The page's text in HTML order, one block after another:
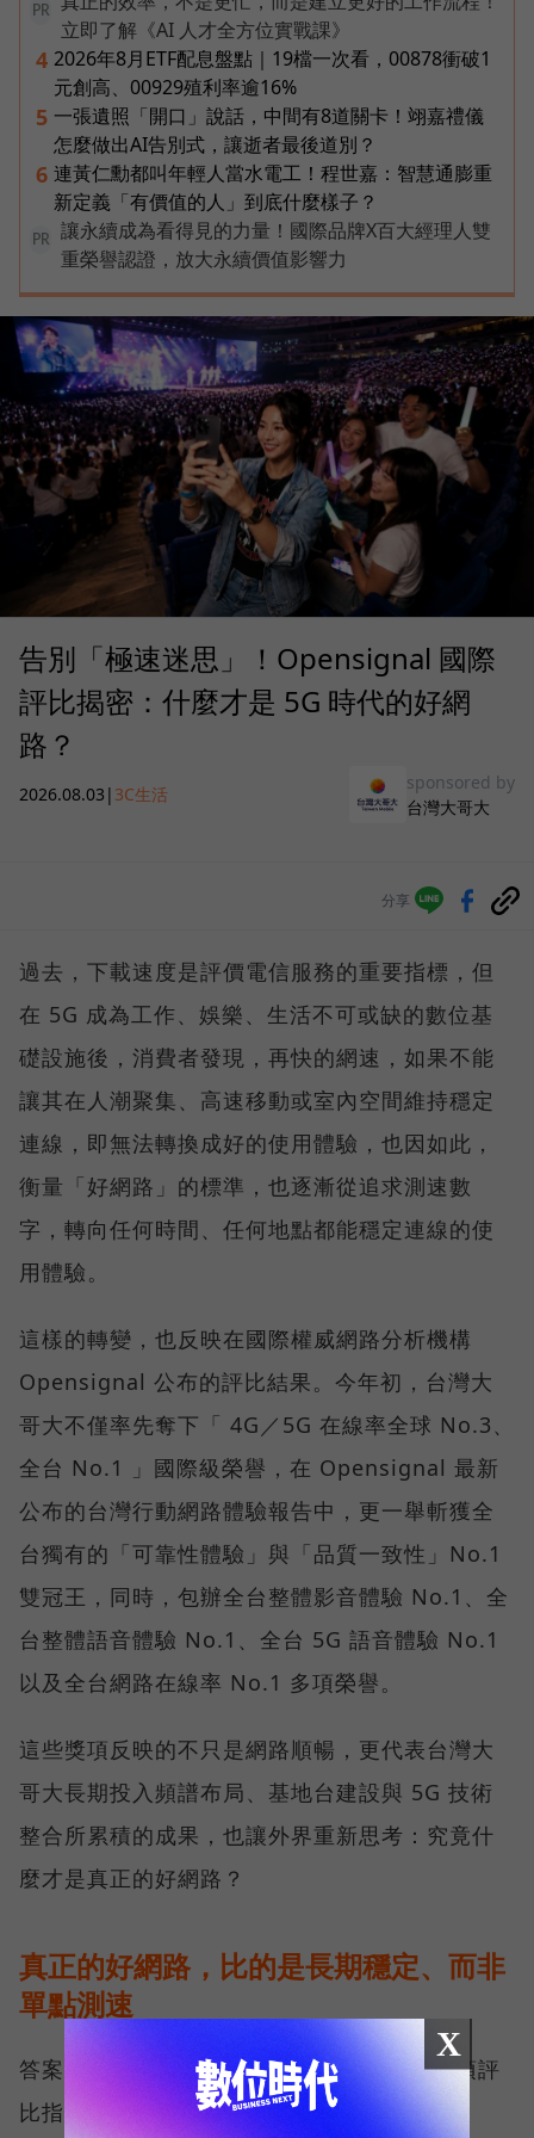
PR
立即了解《AI 人才全方位實戰課》
4 2026年8月ETF配息盤點｜19檔一次看，00878衝破1
元創高、00929殖利率逾16%
5 一張遺照「開口」說話，中間有8道關卡！翊嘉禮儀
怎麼做出AI告別式，讓逝者最後道別？
6 連黃仁勳都叫年輕人當水電工！程世嘉：智慧通膨重
新定義「有價值的人」到底什麼樣子？
PR
讓永續成為看得見的力量！國際品牌X百大經理人雙
重榮譽認證，放大永續價值影響力
告別「極速迷思」！Opensignal 國際
評比揭密：什麼才是 5G 時代的好網
路？
2026.08.03 | 3C生活
sponsored by
台灣大哥大
分享
過去，下載速度是評價電信服務的重要指標，但
在 5G 成為工作、娛樂、生活不可或缺的數位基
礎設施後，消費者發現，再快的網速，如果不能
讓其在人潮聚集、高速移動或室內空間維持穩定
連線，即無法轉換成好的使用體驗，也因如此，
衡量「好網路」的標準，也逐漸從追求測速數
字，轉向任何時間、任何地點都能穩定連線的使
用體驗。
這樣的轉變，也反映在國際權威網路分析機構
Opensignal 公布的評比結果。今年初，台灣大
哥大不僅率先奪下「 4G／5G 在線率全球 No.3、
全台 No.1 」國際級榮譽，在 Opensignal 最新
公布的台灣行動網路體驗報告中，更一舉斬獲全
台獨有的「可靠性體驗」與「品質一致性」No.1
雙冠王，同時，包辦全台整體影音體驗 No.1、全
台整體語音體驗 No.1、全台 5G 語音體驗 No.1
以及全台網路在線率 No.1 多項榮譽。
這些獎項反映的不只是網路順暢，更代表台灣大
哥大長期投入頻譜布局、基地台建設與 5G 技術
整合所累積的成果，也讓外界重新思考：究竟什
麼才是真正的好網路？
真正的好網路，比的是長期穩定、而非
單點測速
答案，就藏在 Opensignal 最具代表性的兩項評
比指標──可靠性體驗（Reliability
X